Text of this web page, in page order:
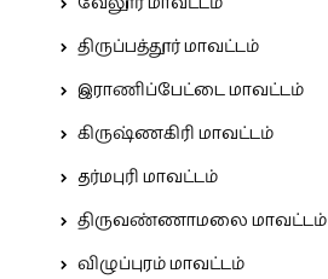
திருப்பத்தூர் மாவட்டம்
இராணிப்பேட்டை மாவட்டம்
கிருஷ்ணகிரி மாவட்டம்
தர்மபுரி மாவட்டம்
திருவண்ணாமலை மாவட்டம்
விழுப்புரம் மாவட்டம்